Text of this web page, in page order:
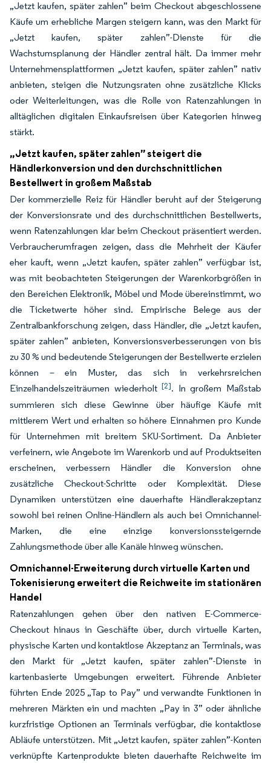
„Jetzt kaufen, später zahlen” beim Checkout abgeschlossene
Käufe um erhebliche Margen steigern kann, was den Markt für
„Jetzt kaufen, später zahlen”-Dienste für die
Wachstumsplanung der Händler zentral hält. Da immer mehr
Unternehmensplattformen „Jetzt kaufen, später zahlen” nativ
anbieten, steigen die Nutzungsraten ohne zusätzliche Klicks
oder Weiterleitungen, was die Rolle von Ratenzahlungen in
alltäglichen digitalen Einkaufsreisen über Kategorien hinweg
stärkt.
„Jetzt kaufen, später zahlen” steigert die
Händlerkonversion und den durchschnittlichen
Bestellwert in großem Maßstab
Der kommerzielle Reiz für Händler beruht auf der Steigerung
der Konversionsrate und des durchschnittlichen Bestellwerts,
wenn Ratenzahlungen klar beim Checkout präsentiert werden.
Verbraucherumfragen zeigen, dass die Mehrheit der Käufer
eher kauft, wenn „Jetzt kaufen, später zahlen” verfügbar ist,
was mit beobachteten Steigerungen der Warenkorbgrößen in
den Bereichen Elektronik, Möbel und Mode übereinstimmt, wo
die Ticketwerte höher sind. Empirische Belege aus der
Zentralbankforschung zeigen, dass Händler, die „Jetzt kaufen,
später zahlen” anbieten, Konversionsverbesserungen von bis
zu 30 % und bedeutende Steigerungen der Bestellwerte erzielen
können – ein Muster, das sich in verkehrsreichen
Einzelhandelszeiträumen wiederholt[2]. In großem Maßstab
summieren sich diese Gewinne über häufige Käufe mit
mittlerem Wert und erhalten so höhere Einnahmen pro Kunde
für Unternehmen mit breitem SKU-Sortiment. Da Anbieter
verfeinern, wie Angebote im Warenkorb und auf Produktseiten
erscheinen, verbessern Händler die Konversion ohne
zusätzliche Checkout-Schritte oder Komplexität. Diese
Dynamiken unterstützen eine dauerhafte Händlerakzeptanz
sowohl bei reinen Online-Händlern als auch bei Omnichannel-
Marken, die eine einzige konversionssteigernde
Zahlungsmethode über alle Kanäle hinweg wünschen.
Omnichannel-Erweiterung durch virtuelle Karten und
Tokenisierung erweitert die Reichweite im stationären
Handel
Ratenzahlungen gehen über den nativen E-Commerce-
Checkout hinaus in Geschäfte über, durch virtuelle Karten,
physische Karten und kontaktlose Akzeptanz an Terminals, was
den Markt für „Jetzt kaufen, später zahlen”-Dienste in
kartenbasierte Umgebungen erweitert. Führende Anbieter
führten Ende 2025 „Tap to Pay” und verwandte Funktionen in
mehreren Märkten ein und machten „Pay in 3” oder ähnliche
kurzfristige Optionen an Terminals verfügbar, die kontaktlose
Abläufe unterstützen. Mit „Jetzt kaufen, später zahlen”-Konten
verknüpfte Kartenprodukte bieten dauerhafte Reichweite im